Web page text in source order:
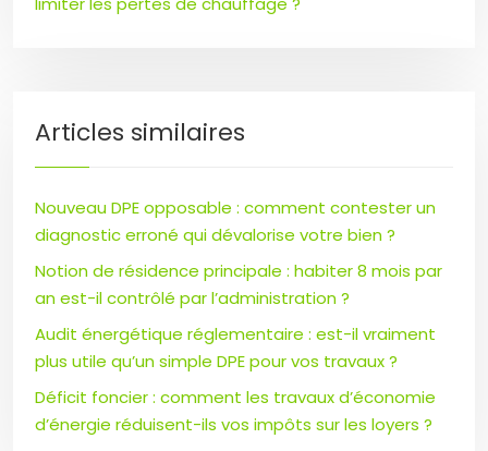
Articles similaires
Nouveau DPE opposable : comment contester un
diagnostic erroné qui dévalorise votre bien ?
Notion de résidence principale : habiter 8 mois par
an est-il contrôlé par l’administration ?
Audit énergétique réglementaire : est-il vraiment
plus utile qu’un simple DPE pour vos travaux ?
Déficit foncier : comment les travaux d’économie
d’énergie réduisent-ils vos impôts sur les loyers ?